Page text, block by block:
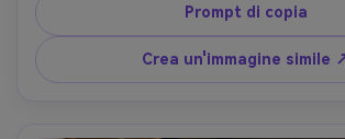
Fujifilm X-T5, 56mm f/1.2, bokeh
realistico, sereno Grado di
Prompt di copia
Crea un'immagine simile